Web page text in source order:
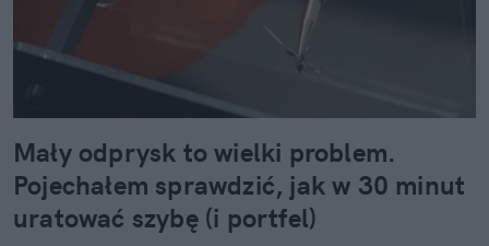
Mały odprysk to wielki problem.
Pojechałem sprawdzić, jak w 30 minut
uratować szybę (i portfel)